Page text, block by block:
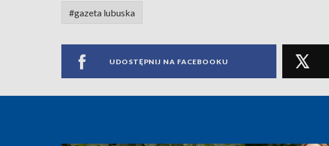
#gazeta lubuska
UDOSTĘPNIJ NA FACEBOOKU